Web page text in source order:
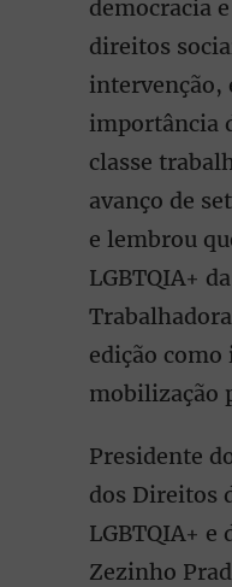
democracia
direitos
intervenção,
importância
classe
avanço de
e lembrou
LGBTQIA+
edição
mobilização
Presidente
dos Direitos
LGBTQIA+ e
Zezinho